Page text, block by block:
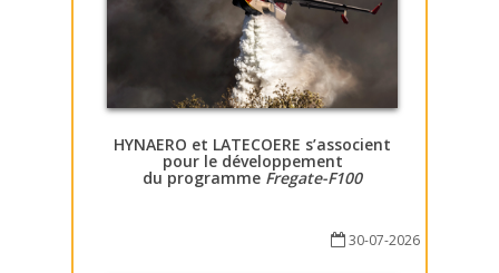
HYNAERO et LATECOERE s’associent
pour le développement
du programme Fregate-F100
30-07-2026